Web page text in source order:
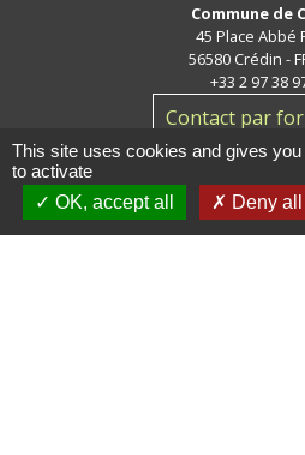
Commune de
45 Place Abbé
56580 Crédin -
+33 2 97 38
Contact par
This site uses cookies and gives
to activate
OK, accept all
Deny